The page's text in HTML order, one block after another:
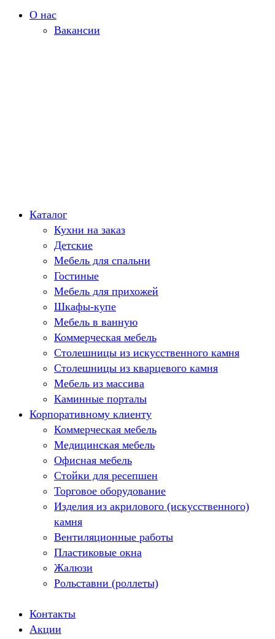
О нас
Вакансии
Каталог
Кухни на заказ
Детские
Мебель для спальни
Гостиные
Мебель для прихожей
Шкафы-купе
Мебель в ванную
Коммерческая мебель
Столешницы из искусственного камня
Столешницы из кварцевого камня
Мебель из массива
Каминные порталы
Камины Dimplex
Искусственный камень White Hills
Балконы ПВХ
Пластиковые окна
Жалюзи
Рулонные шторы
Корпоративному клиенту
Коммерческая мебель
Медицинская мебель
Офисная мебель
Стойки для ресепшен
Торговое оборудование
Изделия из акрилового (искусственного)
камня
Вентиляционные работы
Пластиковые окна
Жалюзи
Рольставни (роллеты)
Контакты
Акции